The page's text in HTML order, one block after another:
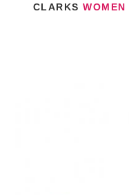
CLARKSWOMEN